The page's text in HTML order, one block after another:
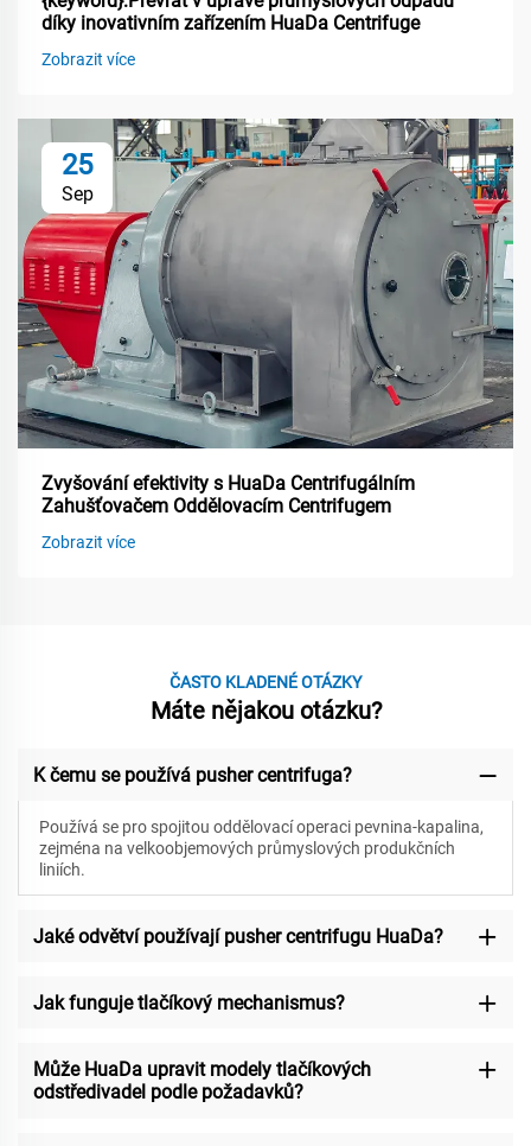
díky inovativním zařízením HuaDa Centrifuge
Zobrazit více
25
Sep
Zvyšování efektivity s HuaDa Centrifugálním
Zahušťovačem Oddělovacím Centrifugem
Zobrazit více
ČASTO KLADENÉ OTÁZKY
Máte nějakou otázku?
K čemu se používá pusher centrifuga?
Používá se pro spojitou oddělovací operaci pevnina-kapalina,
zejména na velkoobjemových průmyslových produkčních
liniích.
Jaké odvětví používají pusher centrifugu HuaDa?
Jak funguje tlačíkový mechanismus?
Může HuaDa upravit modely tlačíkových
odstředivadel podle požadavků?